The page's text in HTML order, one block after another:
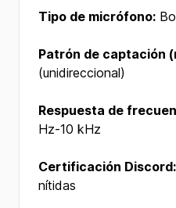
Tipo de micrófono:
Patrón de captación
(unidireccional)
Respuesta de
Hz-10 kHz
Certificación Discord:
nítidas